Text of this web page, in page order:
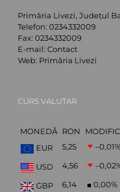
Primăria Livezi, Județul
Telefon: 0234332009
Fax: 0234332009
E-mail: Contact
Web: Primăria Livezi
CURS VALUTAR
MONEDĂ RON
EUR
5,25 –0,01
USD 4,56 –0,02
GBP 6,14 0,00%